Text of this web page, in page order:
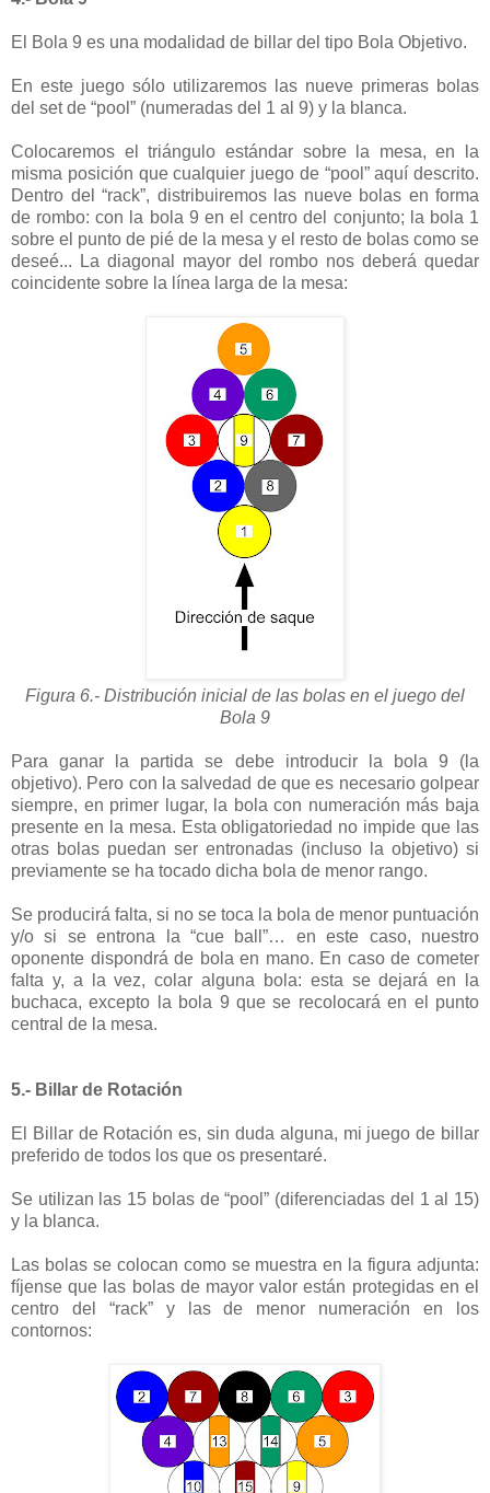
El Bola 9 es una modalidad de billar del tipo Bola Objetivo.
En este juego sólo utilizaremos las nueve primeras bolas
del set de “pool” (numeradas del 1 al 9) y la blanca.
Colocaremos el triángulo estándar sobre la mesa, en la
misma posición que cualquier juego de “pool” aquí descrito.
Dentro del “rack”, distribuiremos las nueve bolas en forma
de rombo: con la bola 9 en el centro del conjunto; la bola 1
sobre el punto de pié de la mesa y el resto de bolas como se
deseé... La diagonal mayor del rombo nos deberá quedar
coincidente sobre la línea larga de la mesa:
Figura 6.- Distribución inicial de las bolas en el juego del
Bola 9
Para ganar la partida se debe introducir la bola 9 (la
objetivo). Pero con la salvedad de que es necesario golpear
siempre, en primer lugar, la bola con numeración más baja
presente en la mesa. Esta obligatoriedad no impide que las
otras bolas puedan ser entronadas (incluso la objetivo) si
previamente se ha tocado dicha bola de menor rango.
Se producirá falta, si no se toca la bola de menor puntuación
y/o si se entrona la “cue ball”… en este caso, nuestro
oponente dispondrá de bola en mano. En caso de cometer
falta y, a la vez, colar alguna bola: esta se dejará en la
buchaca, excepto la bola 9 que se recolocará en el punto
central de la mesa.
5.- Billar de Rotación
El Billar de Rotación es, sin duda alguna, mi juego de billar
preferido de todos los que os presentaré.
Se utilizan las 15 bolas de “pool” (diferenciadas del 1 al 15)
y la blanca.
Las bolas se colocan como se muestra en la figura adjunta:
fíjense que las bolas de mayor valor están protegidas en el
centro del “rack” y las de menor numeración en los
contornos: